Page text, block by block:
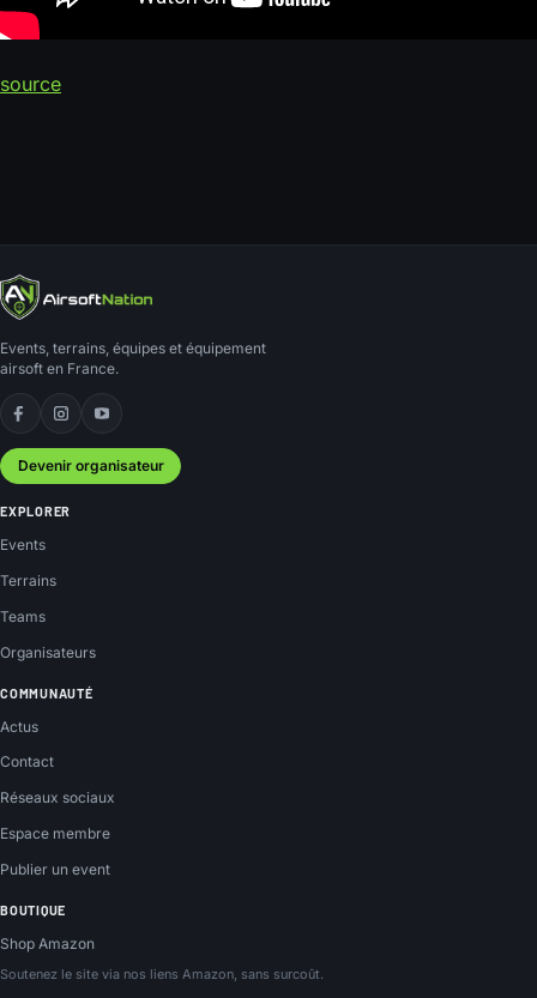
source
Events, terrains, équipes et équipement
airsoft en France.
Facebook
Instagram
YouTube
Devenir organisateur
EXPLORER
Events
Terrains
Teams
Organisateurs
COMMUNAUTÉ
Actus
Contact
Réseaux sociaux
Espace membre
Publier un event
BOUTIQUE
Shop Amazon
Soutenez le site via nos liens Amazon, sans surcoût.